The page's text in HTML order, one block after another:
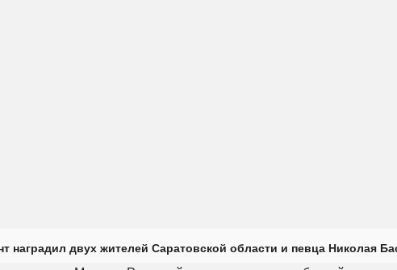
наградил двух жителей Саратовской области и певца Николая